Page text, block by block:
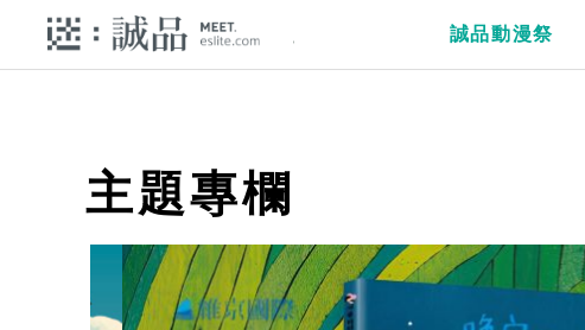
誠品動漫祭
主題專欄